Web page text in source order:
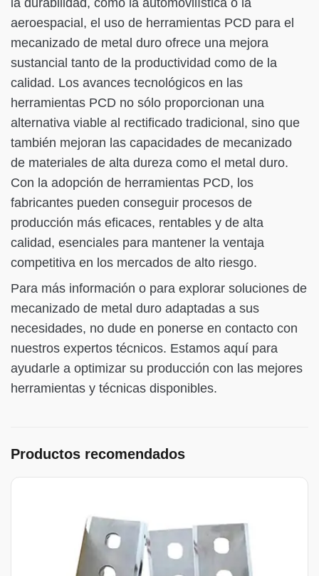
aeroespacial, el uso de herramientas PCD para el
mecanizado de metal duro ofrece una mejora
sustancial tanto de la productividad como de la
calidad. Los avances tecnológicos en las
herramientas PCD no sólo proporcionan una
alternativa viable al rectificado tradicional, sino que
también mejoran las capacidades de mecanizado
de materiales de alta dureza como el metal duro.
Con la adopción de herramientas PCD, los
fabricantes pueden conseguir procesos de
producción más eficaces, rentables y de alta
calidad, esenciales para mantener la ventaja
competitiva en los mercados de alto riesgo.
Para más información o para explorar soluciones de
mecanizado de metal duro adaptadas a sus
necesidades, no dude en ponerse en contacto con
nuestros expertos técnicos. Estamos aquí para
ayudarle a optimizar su producción con las mejores
herramientas y técnicas disponibles.
Productos recomendados